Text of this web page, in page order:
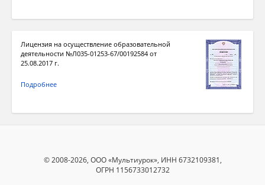
Лицензия на осуществление образовательной
деятельности №Л035-01253-67/00192584 от
25.08.2017 г.
Подробнее
© 2008-2026, ООО «Мультиурок», ИНН 6732109381,
ОГРН 1156733012732